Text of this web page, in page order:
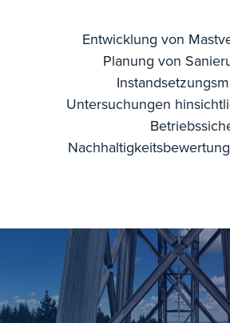
Entwicklung von
Planung von
Untersuchungen